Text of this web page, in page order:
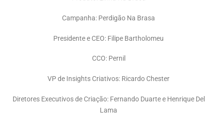
Campanha: Perdigão Na Brasa
Presidente e CEO: Filipe Bartholomeu
CCO: Pernil
VP de Insights Criativos: Ricardo Chester
Diretores Executivos de Criação: Fernando Duarte e Henrique Del
Lama